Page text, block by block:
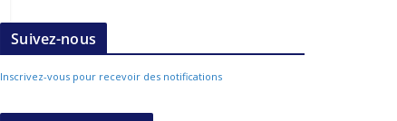
Suivez-nous
Inscrivez-vous pour recevoir des notifications